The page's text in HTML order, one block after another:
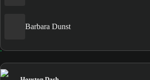
Barbara Dunst